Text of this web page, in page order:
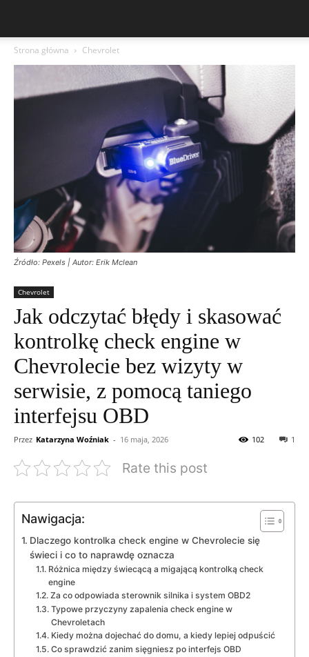
Strona główna Chevrolet
Źródło: Pexels | Autor: Erik Mclean
Chevrolet
Jak odczytać błędy i skasować
kontrolkę check engine w
Chevrolecie bez wizyty w
serwisie, z pomocą taniego
interfejsu OBD
Przez Katarzyna Woźniak - 16 maja, 2026 1
102
Rate this post
Nawigacja:
Dlaczego kontrolka check engine w Chevrolecie się
świeci i co to naprawdę oznacza
Różnica między świecącą a migającą kontrolką check
engine
Za co odpowiada sterownik silnika i system OBD2
Typowe przyczyny zapalenia check engine w
Chevroletach
Kiedy można dojechać do domu, a kiedy lepiej odpuścić
Co sprawdzić zanim sięgniesz po interfejs OBD